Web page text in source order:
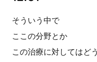
そういう中で
ここの分野とか
この治療に対してはど